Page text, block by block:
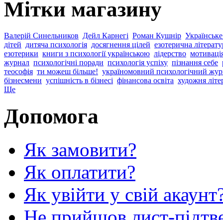
Мітки магазину
Валерій Синельников Дейл Карнегі Роман Кушнір
дітей дитяча психологія досягнення цілей езотерична
езотерики книги з психології українською лідерство
журнал психологічні поради психологія успіху пізнання себе
теософія ти можеш більше! україномовний психологічний
бізнесмени успішність в бізнесі фінансова освіта художня
Ще
Допомога
Як замовити?
Як оплатити?
Як увійти у свій